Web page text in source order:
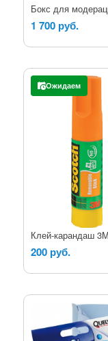
1 700 руб.
Ожидаем
200 руб.